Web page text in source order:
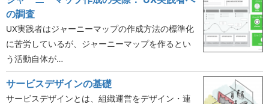
の調査
UX実践者はジャーニーマップの作成方法の標準化
に苦労しているが、ジャーニーマップを作るとい
う活動自体が…
サービスデザインの基礎
サービスデザインとは、組織運営をデザイン・連